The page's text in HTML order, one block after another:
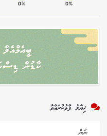
0%
0%
ޚިޔާލު ފާޅުކުރައްވާ